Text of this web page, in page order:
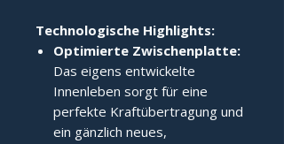
Technologische Highlights:
Optimierte Zwischenplatte:
Das eigens entwickelte
Innenleben sorgt für eine
perfekte Kraftübertragung und
ein gänzlich neues,